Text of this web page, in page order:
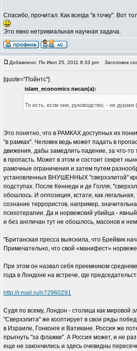
Спасибо, прочитал. Как всегда "в точку". Вот
Это явно нетривиальная научная задача.
Добавлено: Пн Июл 25, 2011 8:33 pm Заголовок
[quote="Пойнтс"]
islam_economics писал(а):
То есть, если они, руководство, - не дураки
Это понятно, что в РАМКАХ доступных их
"в рамках". Человек ведь может падать в
движения, дабы замедлить падение, за что-то
в пропасть. Может в этом и состоит секрет
рамочные ограничения и затем путем
установленных ВНУШЕННЫХ "сверхэлитой"
подступах. После Кеннеди и де Голля,
обошлось. И оппозиция, кстати, как
сознание террористов, например,
психотерапии. Да и норвежский убийца -
и без англичан тут не обошлось, масонов и
"Британская пресса выяснила, что Брейвик
Примечательно, что свой «манифест»
При этом он назвал себя преемником
года в Лондоне на встрече, где
http://r.mail.ru/n72960291
Судя по всему, Лондон - столица как мировой
"Сверхэлита" же кооптирует в свои ряды
в Израиле, Гонконге и Ватикане. Россия же
прыгнуть "за флажки". А Россия может, и не
еще не закончились и здесь очевидны